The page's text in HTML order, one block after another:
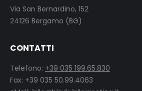
Via San Bernardino, 152
24126 Bergamo (BG)
CONTATTI
Telefono: +39 035 199.65.830
Fax: +39 035 50.99.4063